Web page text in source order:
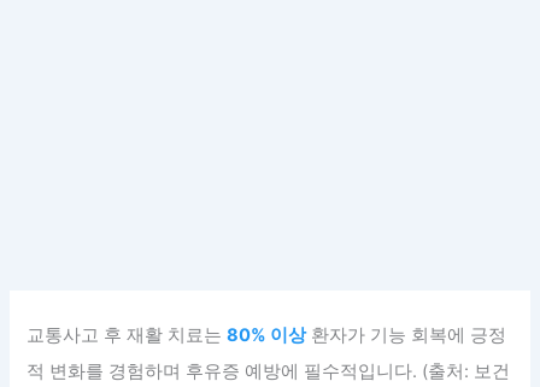
교통사고 후 재활 치료는80% 이상환자가 기능 회복에 긍정
적 변화를 경험하며 후유증 예방에 필수적입니다. (출처: 보건